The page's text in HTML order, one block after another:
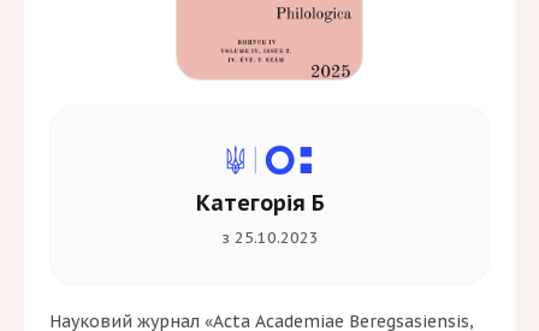
Науковий журнал «Acta Academiae Beregsasiensis,
Категорія Б
з 25.10.2023